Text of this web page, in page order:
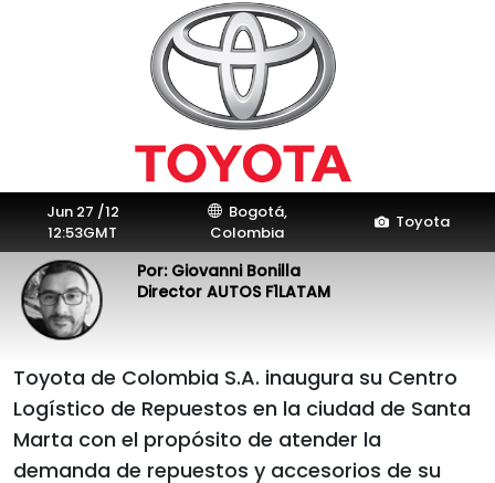
Jun 27 /12
12:53GMT
Bogotá,
Colombia
Toyota
Por: Giovanni Bonilla
Director AUTOS F1LATAM
Toyota de Colombia S.A. inaugura su Centro
Logístico de Repuestos en la ciudad de Santa
Marta con el propósito de atender la
demanda de repuestos y accesorios de su